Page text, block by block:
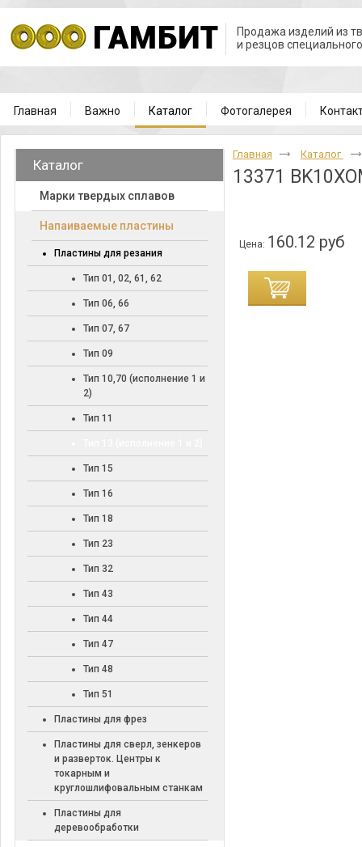
Продажа изделий из
и резцов
Главная Важно Каталог Фотогалерея
Каталог
Марки твердых сплавов
Напаиваемые пластины
Пластины для резания
Тип 01, 02, 61, 62
Тип 06, 66
Тип 07, 67
Тип 09
Тип 10,70 (исполнение 1 и
2)
Тип 11
Тип 15
Тип 16
Тип 18
Тип 23
Тип 32
Тип 43
Тип 44
Тип 47
Тип 48
Тип 51
Пластины для фрез
Пластины для сверл, зенкеров
и разверток. Центры к
токарным и
круглошлифовальным станкам
Пластины для
деревообработки
Главная Каталог
13371
Цена: 160.12 руб